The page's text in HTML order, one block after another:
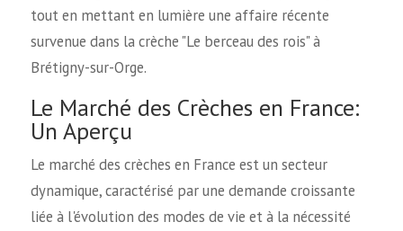
tout en mettant en lumière une affaire récente
survenue dans la crèche "Le berceau des rois" à
Brétigny-sur-Orge.
Le Marché des Crèches en France:
Un Aperçu
Le marché des crèches en France est un secteur
dynamique, caractérisé par une demande croissante
liée à l'évolution des modes de vie et à la nécessité